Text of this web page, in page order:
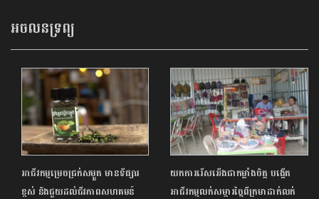
អចលនទ្រព្យ
អាជីវកម្មម្រេចជ្រក់សម្ងួត មានទីផ្សារ
ខ្ពស់ និងជួយដល់ជីវភាពសហគមន៍
យកការរើសអើងជាកម្លាំងចិត្ត បង្កើត
អាជីវកម្មលក់សម្ភារច្នៃពីក្រមាដាក់លក់